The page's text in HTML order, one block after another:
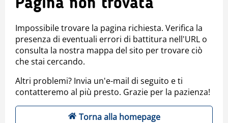
Pagina non trovata
Impossibile trovare la pagina richiesta. Verifica la
presenza di eventuali errori di battitura nell'URL o
consulta la nostra mappa del sito per trovare ciò
che stai cercando.
Altri problemi? Invia un'e-mail di seguito e ti
contatteremo al più presto. Grazie per la pazienza!
Torna alla homepage